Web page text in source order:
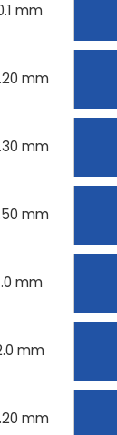
mm
mm
mm
mm
mm
mm
mm